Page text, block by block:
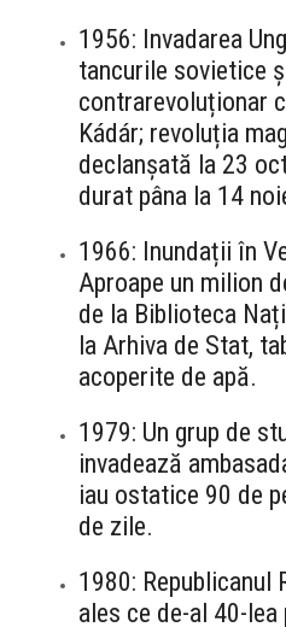
1956: Invadarea
tancurile sovietice
contrarevoluționar
Kádár; revoluția
declanșată la 23
durat pâna la 14
1966: Inundații în
Aproape un milion
de la Biblioteca
la Arhiva de Stat,
acoperite de apă.
1979: Un grup de
invadează
iau ostatice 90 de
de zile.
1980: Republicanul
ales ce de-al 40-